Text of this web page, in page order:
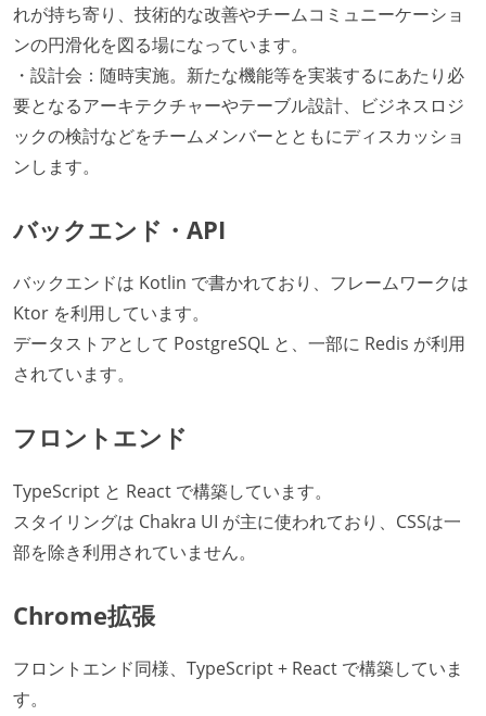
れが持ち寄り、技術的な改善やチームコミュニーケーショ
ンの円滑化を図る場になっています。
・設計会：随時実施。新たな機能等を実装するにあたり必
要となるアーキテクチャーやテーブル設計、ビジネスロジ
ックの検討などをチームメンバーとともにディスカッショ
ンします。
バックエンド・API
バックエンドは Kotlin で書かれており、フレームワークは
Ktor を利用しています。
データストアとして PostgreSQL と、一部に Redis が利用
されています。
フロントエンド
TypeScript と React で構築しています。
スタイリングは Chakra UI が主に使われており、CSSは一
部を除き利用されていません。
Chrome拡張
フロントエンド同様、TypeScript + React で構築していま
す。